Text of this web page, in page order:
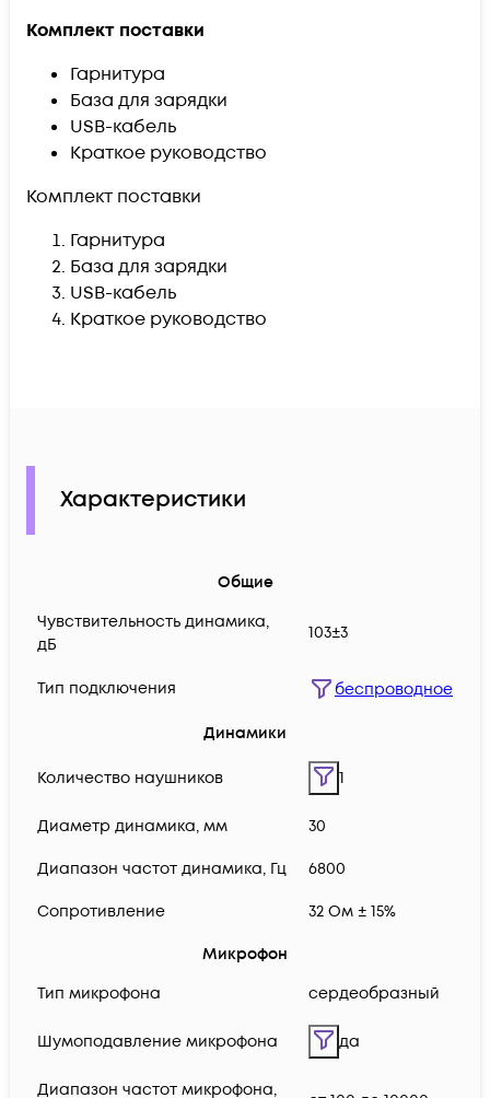
Комплект поставки
Гарнитура
База для зарядки
USB-кабель
Краткое руководство
Комплект поставки
Гарнитура
База для зарядки
USB-кабель
Краткое руководство
Характеристики
Общие
Чувствительность динамика,
дБ
103±3
Тип подключения беспроводное
Динамики
Количество наушников 1
Диаметр динамика, мм 30
Диапазон частот динамика, Гц 6800
Сопротивление 32 Ом ± 15%
Микрофон
Тип микрофона
сердеобразный
Шумоподавление микрофона да
Диапазон частот микрофона,